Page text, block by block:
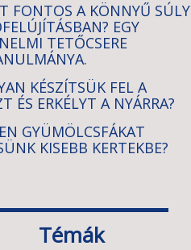
FONTOS A KÖNNYŰ SÚLY
EGY
TETŐCSERE
KÉSZÍTSÜK FEL A
ÉS ERKÉLYT A NYÁRRA?
GYÜMÖLCSFÁKAT
KISEBB KERTEKBE?
Témák